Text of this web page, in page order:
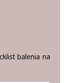
balenia na